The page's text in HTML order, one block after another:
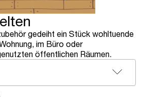
gedeiht ein Stück wohltuende
im Büro oder
öffentlichen Räumen.